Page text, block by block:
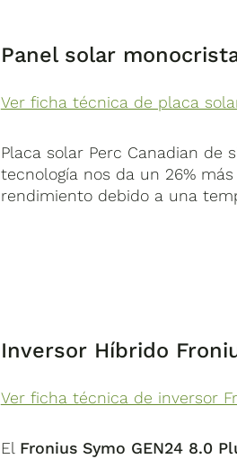
Panel solar
Ver ficha técnica de placa
Placa solar Perc Canadian
tecnología nos da un 26%
rendimiento debido a una
Inversor Híbrido
Ver ficha técnica de inversor
El Fronius Symo GEN24 8.0